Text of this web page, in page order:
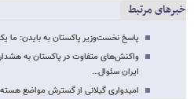
خبرهای مرتبط
پاسخ نخست‌وزیر پاکستان به بایدن:
واکنش‌های متفاوت در پاکستان به
ایران سئوال…
امیدواری گیلانی از گسترش مواضع